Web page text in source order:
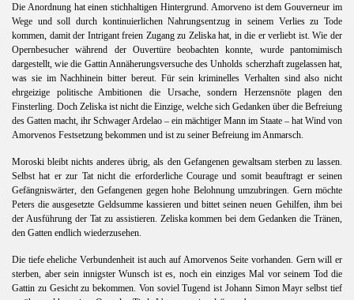
Die Anordnung hat einen stichhaltigen Hintergrund. Amorveno ist dem Gouverneur im
Wege und soll durch kontinuierlichen Nahrungsentzug in seinem Verlies zu Tode
kommen, damit der Intrigant freien Zugang zu Zeliska hat, in die er verliebt ist. Wie der
Opernbesucher während der Ouvertüre beobachten konnte, wurde pantomimisch
dargestellt, wie die Gattin Annäherungsversuche des Unholds scherzhaft zugelassen hat,
was sie im Nachhinein bitter bereut. Für sein kriminelles Verhalten sind also nicht
ehrgeizige politische Ambitionen die Ursache, sondern Herzensnöte plagen den
Finsterling. Doch Zeliska ist nicht die Einzige, welche sich Gedanken über die Befreiung
des Gatten macht, ihr Schwager Ardelao – ein mächtiger Mann im Staate – hat Wind von
Amorvenos Festsetzung bekommen und ist zu seiner Befreiung im Anmarsch.
Moroski bleibt nichts anderes übrig, als den Gefangenen gewaltsam sterben zu lassen.
Selbst hat er zur Tat nicht die erforderliche Courage und somit beauftragt er seinen
Gefängniswärter, den Gefangenen gegen hohe Belohnung umzubringen. Gern möchte
Peters die ausgesetzte Geldsumme kassieren und bittet seinen neuen Gehilfen, ihm bei
der Ausführung der Tat zu assistieren. Zeliska kommen bei dem Gedanken die Tränen,
den Gatten endlich wiederzusehen.
Die tiefe eheliche Verbundenheit ist auch auf Amorvenos Seite vorhanden. Gern will er
sterben, aber sein innigster Wunsch ist es, noch ein einziges Mal vor seinem Tod die
Gattin zu Gesicht zu bekommen. Von soviel Tugend ist Johann Simon Mayr selbst tief